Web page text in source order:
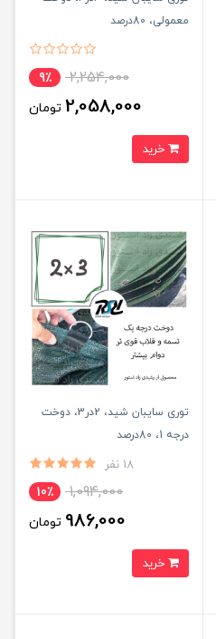
معمولی، 80درصد
2,254,000 9٪
2,058,000 تومان
توری سایبان شید، 2در3، دوخت
درجه 1، 80درصد
18 نفر
1,094,000 10٪
986,000 تومان